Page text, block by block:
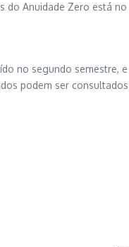
do Anuidade Zero está
no segundo
podem ser